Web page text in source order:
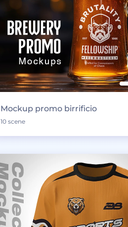
Mockup promo birrificio
10 scene